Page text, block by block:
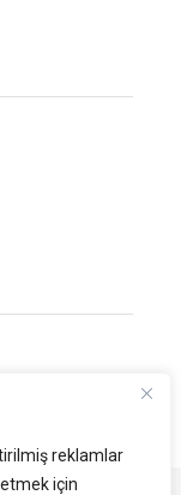
reklamlar
için